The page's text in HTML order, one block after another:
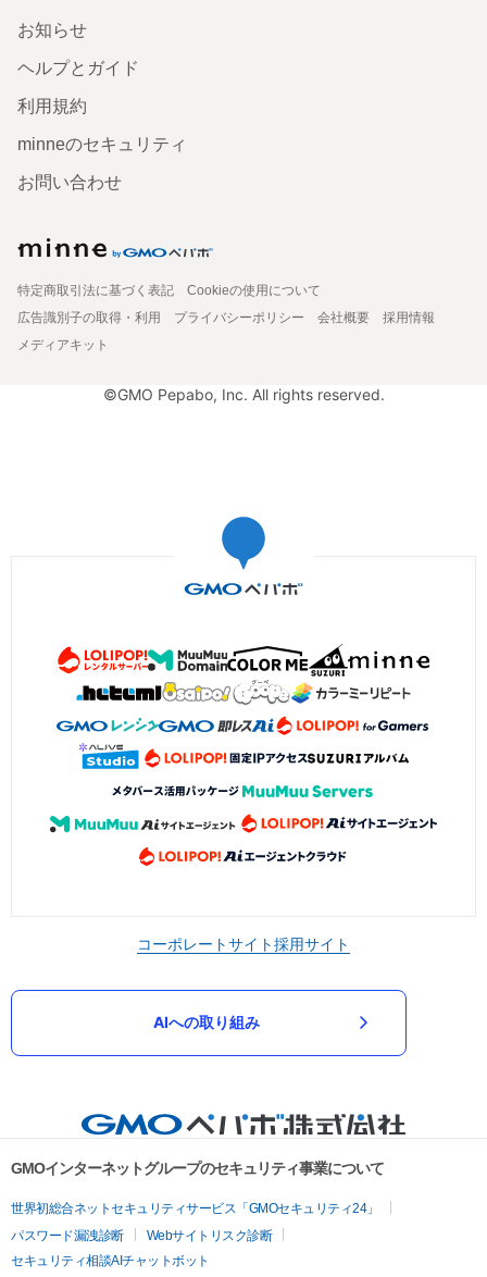
お知らせ
ヘルプとガイド
利用規約
minneのセキュリティ
お問い合わせ
特定商取引法に基づく表記
Cookieの使用について
広告識別子の取得・利用
プライバシーポリシー 会社概要
採用情報
メディアキット
©GMO Pepabo, Inc. All rights reserved.
コーポレートサイト採用サイト
AIへの取り組み
GMOインターネットグループのセキュリティ事業について
世界初総合ネットセキュリティサービス「GMOセキュリティ24」
パスワード漏洩診断
Webサイトリスク診断
セキュリティ相談AIチャットボット